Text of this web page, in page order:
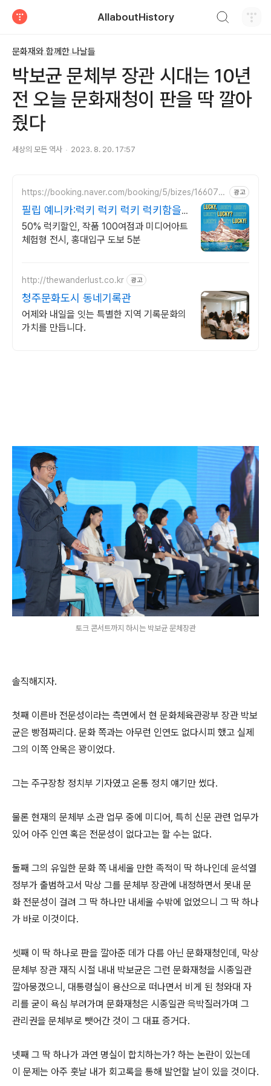
AllaboutHistory
문화재와 함께한 나날들
박보균 문체부 장관 시대는 10년
전 오늘 문화재청이 판을 딱 깔아
줬다
세상의 모든 역사 2023. 8. 20. 17:57
https://booking.naver.com/booking/5/bizes/166077
광고
필립 예니카:럭키 럭키 럭키 럭키함을
수집하는 전시
50% 럭키할인, 작품 100여점과 미디어아트
체험형 전시, 홍대입구 도보 5분
http://thewanderlust.co.kr 광고
청주문화도시 동네기록관
어제와 내일을 잇는 특별한 지역 기록문화의
가치를 만듭니다.
토크 콘서트까지 하시는 박보균 문체장관
솔직해지자.
첫째 이른바 전문성이라는 측면에서 현 문화체육관광부 장관 박보
균은 빵점짜리다. 문화 쪽과는 아무런 인연도 없다시피 했고 실제
그의 이쪽 안목은 꽝이었다.
그는 주구장창 정치부 기자였고 온통 정치 얘기만 썼다.
물론 현재의 문체부 소관 업무 중에 미디어, 특히 신문 관련 업무가
있어 아주 인연 혹은 전문성이 없다고는 할 수는 없다.
둘째 그의 유일한 문화 쪽 내세울 만한 족적이 딱 하나인데 윤석열
정부가 출범하고서 막상 그를 문체부 장관에 내정하면서 못내 문
화 전문성이 걸려 그 딱 하나만 내세울 수밖에 없었으니 그 딱 하나
가 바로 이것이다.
셋째 이 딱 하나로 판을 깔아준 데가 다름 아닌 문화재청인데, 막상
문체부 장관 재직 시절 내내 박보균은 그런 문화재청을 시종일관
깔아뭉갰으니, 대통령실이 용산으로 떠나면서 비게 된 청와대 자
리를 굳이 욕심 부려가며 문화재청은 시종일관 윽박질러가며 그
관리권을 문체부로 뺏어간 것이 그 대표 증거다.
넷째 그 딱 하나가 과연 명실이 합치하는가? 하는 논란이 있는데
이 문제는 아주 훗날 내가 회고록을 통해 발언할 날이 있을 것이다.